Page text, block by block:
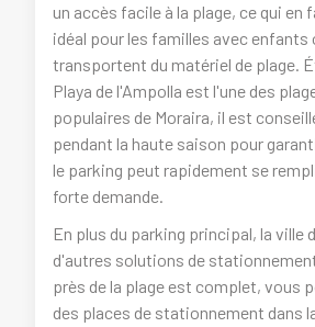
un accès facile à la plage, ce qui en
idéal pour les familles avec enfants
transportent du matériel de plage.
Playa de l'Ampolla est l'une des
populaires de Moraira, il est
pendant la haute saison pour
le parking peut rapidement se
forte demande.
En plus du parking principal, la ville
d'autres solutions de
près de la plage est complet, vous
des places de stationnement dans